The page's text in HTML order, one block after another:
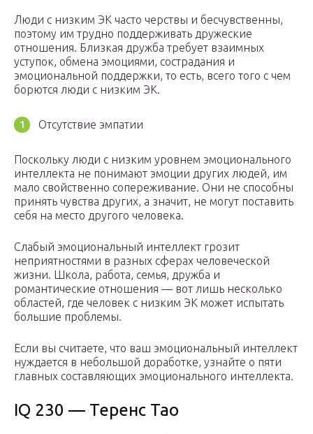
Люди с низким ЭК часто черствы и бесчувственны,
поэтому им трудно поддерживать дружеские
отношения. Близкая дружба требует взаимных
уступок, обмена эмоциями, сострадания и
эмоциональной поддержки, то есть, всего того с чем
борются люди с низким ЭК.
Отсутствие эмпатии
Поскольку люди с низким уровнем эмоционального
интеллекта не понимают эмоции других людей, им
мало свойственно сопереживание. Они не способны
принять чувства других, а значит, не могут поставить
себя на место другого человека.
Слабый эмоциональный интеллект грозит
неприятностями в разных сферах человеческой
жизни. Школа, работа, семья, дружба и
романтические отношения — вот лишь несколько
областей, где человек с низким ЭК может испытать
большие проблемы.
Если вы считаете, что ваш эмоциональный интеллект
нуждается в небольшой доработке, узнайте о пяти
главных составляющих эмоционального интеллекта.
IQ 230 — Теренс Тао